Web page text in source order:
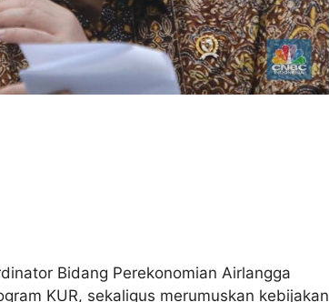
Bidang Perekonomian Airlangga
KUR, sekaligus merumuskan kebijakan